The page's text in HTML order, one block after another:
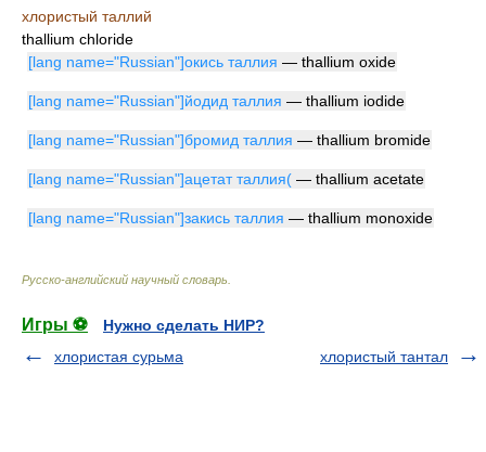
хлористый таллий
thallium chloride
[lang name="Russian"]окись таллия — thallium oxide
[lang name="Russian"]йодид таллия — thallium iodide
[lang name="Russian"]бромид таллия — thallium bromide
[lang name="Russian"]ацетат таллия( — thallium acetate
[lang name="Russian"]закись таллия — thallium monoxide
Русско-английский научный словарь
Игры ⚽
Нужно сделать НИР?
хлористая сурьма
хлористый тантал